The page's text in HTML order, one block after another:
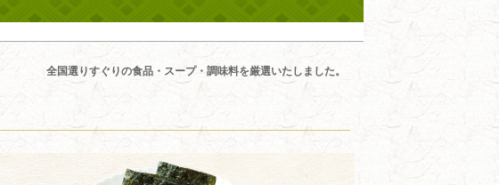
全国選りすぐりの食品・スープ・調味料を厳選いたしました。